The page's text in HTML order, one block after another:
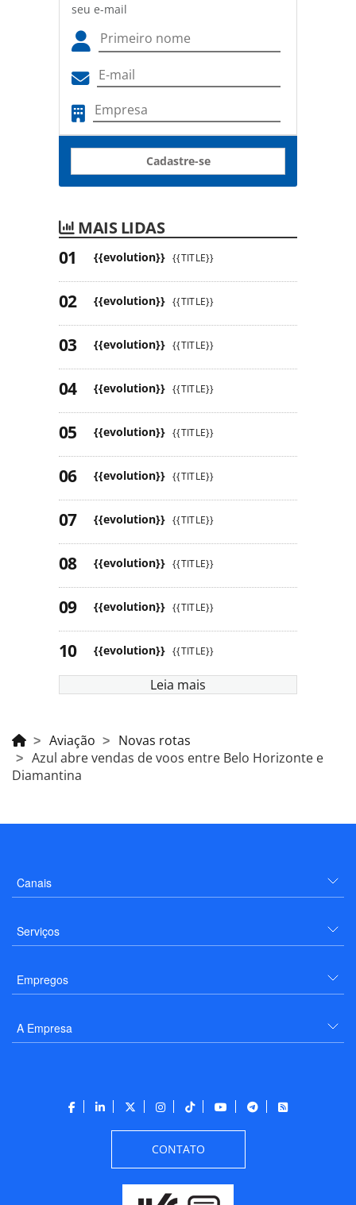
seu e-mail
Cadastre-se
MAIS LIDAS
{{evolution}} {{TITLE}}
{{evolution}} {{TITLE}}
{{evolution}} {{TITLE}}
{{evolution}} {{TITLE}}
{{evolution}} {{TITLE}}
{{evolution}} {{TITLE}}
{{evolution}} {{TITLE}}
{{evolution}} {{TITLE}}
{{evolution}} {{TITLE}}
{{evolution}} {{TITLE}}
Leia mais
Aviação
Novas rotas
Azul abre vendas de voos entre Belo Horizonte e
Diamantina
Canais
Serviços
Empregos
A Empresa
CONTATO